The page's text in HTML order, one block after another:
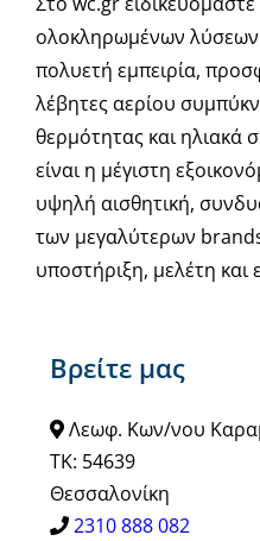
Βρείτε μας
Λεωφ. Κων/νου
ΤΚ: 54639
Θεσσαλονίκη
2310 888 082
ολοκληρωμένων
πολυετή εμπειρία,
λέβητες αερίου
θερμότητας και ηλιακά
είναι η μέγιστη
υψηλή αισθητική,
των μεγαλύτερων brands
υποστήριξη, μελέτη και